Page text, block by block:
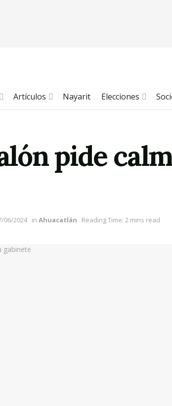
Artículos Nayarit Elecciones
pide
06/2024 in Ahuacatlán Reading Time: 2 mins read